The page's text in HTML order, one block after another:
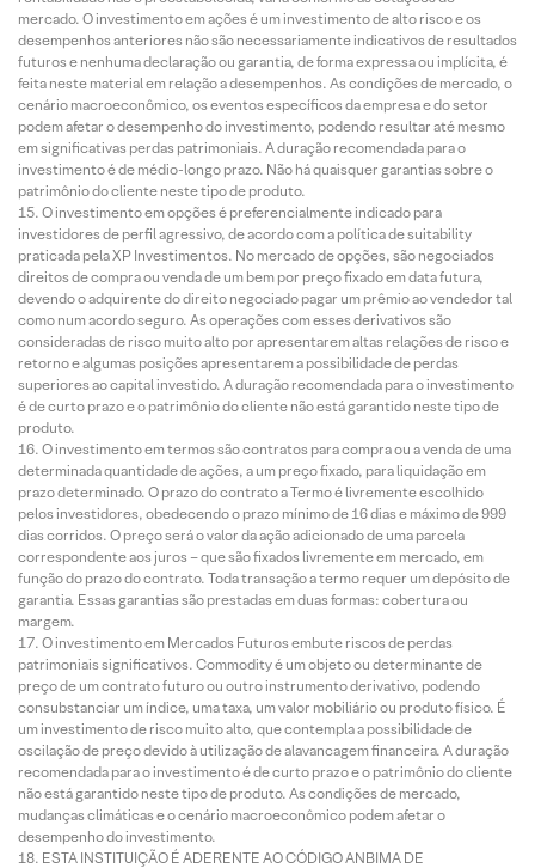
mercado. O investimento em ações é um investimento de alto risco e os
desempenhos anteriores não são necessariamente indicativos de resultados
futuros e nenhuma declaração ou garantia, de forma expressa ou implícita, é
feita neste material em relação a desempenhos. As condições de mercado, o
cenário macroeconômico, os eventos específicos da empresa e do setor
podem afetar o desempenho do investimento, podendo resultar até mesmo
em significativas perdas patrimoniais. A duração recomendada para o
investimento é de médio-longo prazo. Não há quaisquer garantias sobre o
patrimônio do cliente neste tipo de produto.
O investimento em opções é preferencialmente indicado para
investidores de perfil agressivo, de acordo com a política de suitability
praticada pela XP Investimentos. No mercado de opções, são negociados
direitos de compra ou venda de um bem por preço fixado em data futura,
devendo o adquirente do direito negociado pagar um prêmio ao vendedor tal
como num acordo seguro. As operações com esses derivativos são
consideradas de risco muito alto por apresentarem altas relações de risco e
retorno e algumas posições apresentarem a possibilidade de perdas
superiores ao capital investido. A duração recomendada para o investimento
é de curto prazo e o patrimônio do cliente não está garantido neste tipo de
produto.
O investimento em termos são contratos para compra ou a venda de uma
determinada quantidade de ações, a um preço fixado, para liquidação em
prazo determinado. O prazo do contrato a Termo é livremente escolhido
pelos investidores, obedecendo o prazo mínimo de 16 dias e máximo de 999
dias corridos. O preço será o valor da ação adicionado de uma parcela
correspondente aos juros – que são fixados livremente em mercado, em
função do prazo do contrato. Toda transação a termo requer um depósito de
garantia. Essas garantias são prestadas em duas formas: cobertura ou
margem.
O investimento em Mercados Futuros embute riscos de perdas
patrimoniais significativos. Commodity é um objeto ou determinante de
preço de um contrato futuro ou outro instrumento derivativo, podendo
consubstanciar um índice, uma taxa, um valor mobiliário ou produto físico. É
um investimento de risco muito alto, que contempla a possibilidade de
oscilação de preço devido à utilização de alavancagem financeira. A duração
recomendada para o investimento é de curto prazo e o patrimônio do cliente
não está garantido neste tipo de produto. As condições de mercado,
mudanças climáticas e o cenário macroeconômico podem afetar o
desempenho do investimento.
ESTA INSTITUIÇÃO É ADERENTE AO CÓDIGO ANBIMA DE